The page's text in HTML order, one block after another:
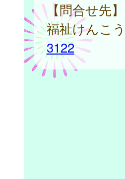
【問合せ先】
福祉けんこ
3122